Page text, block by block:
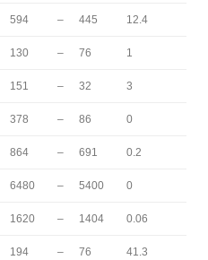
594 – 445 12.4
130 – 76 1
151 – 32 3
378 – 86 0
864 – 691 0.2
6480 – 5400 0
1620 – 1404 0.06
194 – 76 41.3